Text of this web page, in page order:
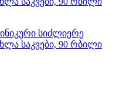
სიძლიერე
საკვები, 90 რბილი